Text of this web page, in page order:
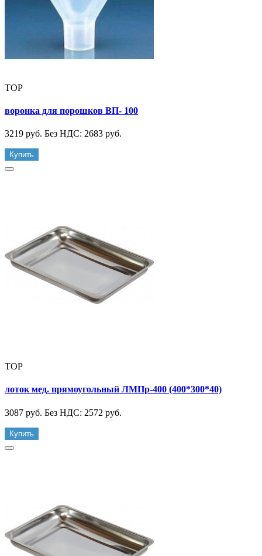
TOP
воронка для порошков ВП- 100
3219 руб. Без НДС: 2683 руб.
Купить
TOP
лоток мед. прямоугольный ЛМПр-400 (400*300*40)
3087 руб. Без НДС: 2572 руб.
Купить